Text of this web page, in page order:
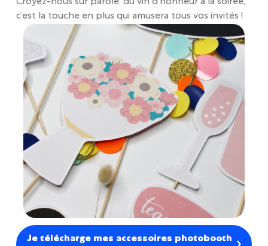
Croyez-nous sur parole, du vin d’honneur à la soirée,
c’est la touche en plus qui amusera tous vos invités !
Je télécharge mes accessoires photobooth